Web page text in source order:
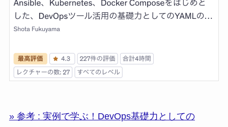
» 参考 : 実例で学ぶ！DevOps基礎力としての